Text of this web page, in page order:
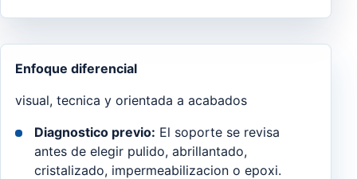
Enfoque diferencial
visual, tecnica y orientada a acabados
Diagnostico previo: El soporte se revisa
antes de elegir pulido, abrillantado,
cristalizado, impermeabilizacion o epoxi.